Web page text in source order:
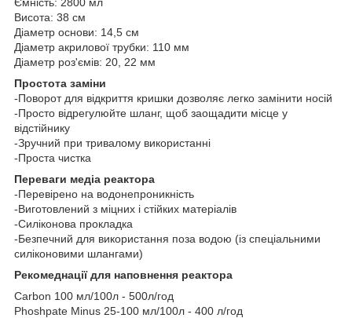
Висота: 38 см
Діаметр основи: 14,5 см
Діаметр акрилової трубки: 110 мм
Діаметр роз'ємів: 20, 22 мм
Простота заміни
-Поворот для відкриття кришки дозволяє легко замінити носій
-Просто відрегулюйте шланг, щоб заощадити місце у
відстійнику
-Зручний при тривалому використанні
-Проста чистка
Переваги медіа реактора
-Перевірено на водонепроникність
-Виготовлений з міцних і стійких матеріалів
-Силіконова прокладка
-Безпечний для використання поза водою (із спеціальними
силіконовими шлангами)
Рекомеднації для наповнення реактора
Carbon 100 мл/100л - 500л/год
Phoshpate Minus 25-100 мл/100л - 400 л/год